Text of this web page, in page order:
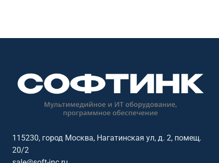
115230, город Москва, Нагатинская ул, д. 2, помещ.
20/2